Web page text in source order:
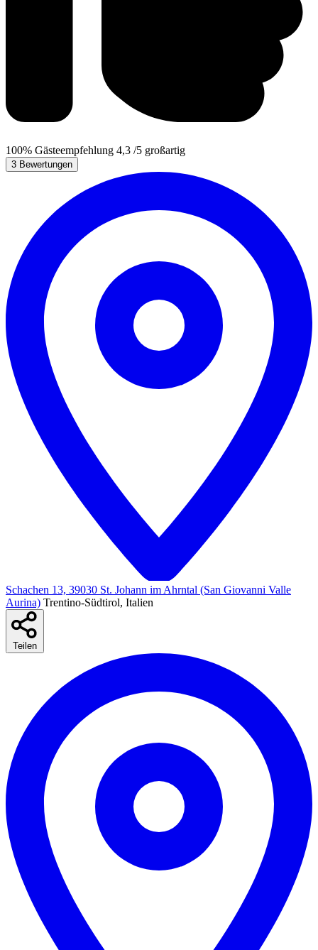
100% Gästeempfehlung 4,3 /5 großartig
3 Bewertungen
Schachen 13, 39030 St. Johann im Ahrntal (San Giovanni Valle
Aurina) Trentino-Südtirol, Italien
Teilen